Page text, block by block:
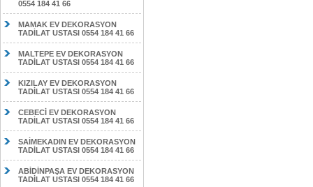
0554 184 41 66
MAMAK EV DEKORASYON
TADİLAT USTASI 0554 184 41 66
MALTEPE EV DEKORASYON
TADİLAT USTASI 0554 184 41 66
KIZILAY EV DEKORASYON
TADİLAT USTASI 0554 184 41 66
CEBECİ EV DEKORASYON
TADİLAT USTASI 0554 184 41 66
SAİMEKADIN EV DEKORASYON
TADİLAT USTASI 0554 184 41 66
ABİDİNPAŞA EV DEKORASYON
TADİLAT USTASI 0554 184 41 66